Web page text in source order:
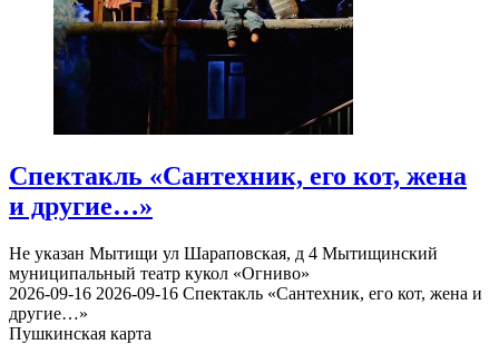
Спектакль «Сантехник, его кот, жена
и другие…»
Не указан Мытищи ул Шараповская, д 4 Мытищинский
муниципальный театр кукол «Огниво»
2026-09-16 2026-09-16 Спектакль «Сантехник, его кот, жена и
другие…»
Пушкинская карта